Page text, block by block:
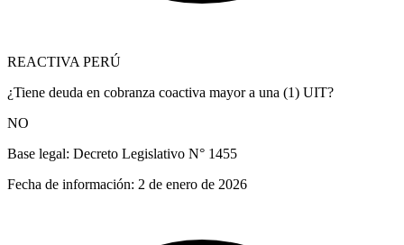
REACTIVA PERÚ
¿Tiene deuda en cobranza coactiva mayor a una (1) UIT?
NO
Base legal: Decreto Legislativo N° 1455
Fecha de información: 2 de enero de 2026